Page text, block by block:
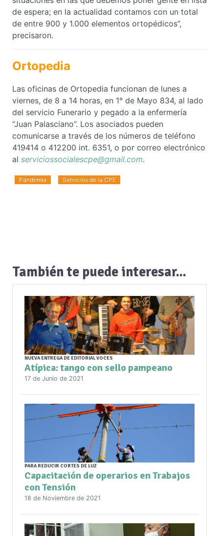
de espera; en la actualidad contamos con un total
de entre 900 y 1.000 elementos ortopédicos”,
precisaron.
Ortopedia
Las oficinas de Ortopedia funcionan de lunes a
viernes, de 8 a 14 horas, en 1° de Mayo 834, al lado
del servicio Funerario y pegado a la enfermería
“Juan Palasciano”. Los asociados pueden
comunicarse a través de los números de teléfono
419414 o 412200 int. 6351, o por correo electrónico
al serviciossocialescpe@gmail.com.
Pandemia Servicios de la CPE
También te puede interesar...
NUEVA ENTREGA DE EDITORIAL VOCES
Atípica: tango con sello pampeano
17 de Junio de 2021
PARA REDUCIR CORTES DE LUZ
Capacitación de operarios en Trabajos
con Tensión
18 de Noviembre de 2021